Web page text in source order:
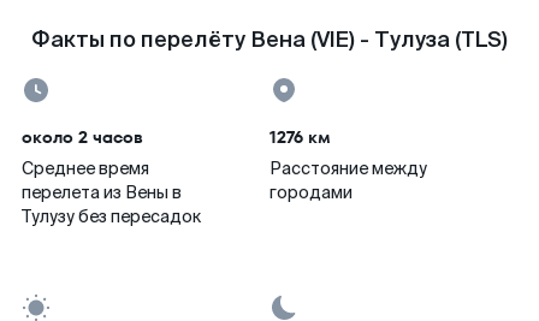
Факты по перелёту Вена (VIE) - Тулуза (TLS)
около 2 часов
Среднее время
перелета из Вены в
Тулузу без пересадок
1276 км
Расстояние между
городами